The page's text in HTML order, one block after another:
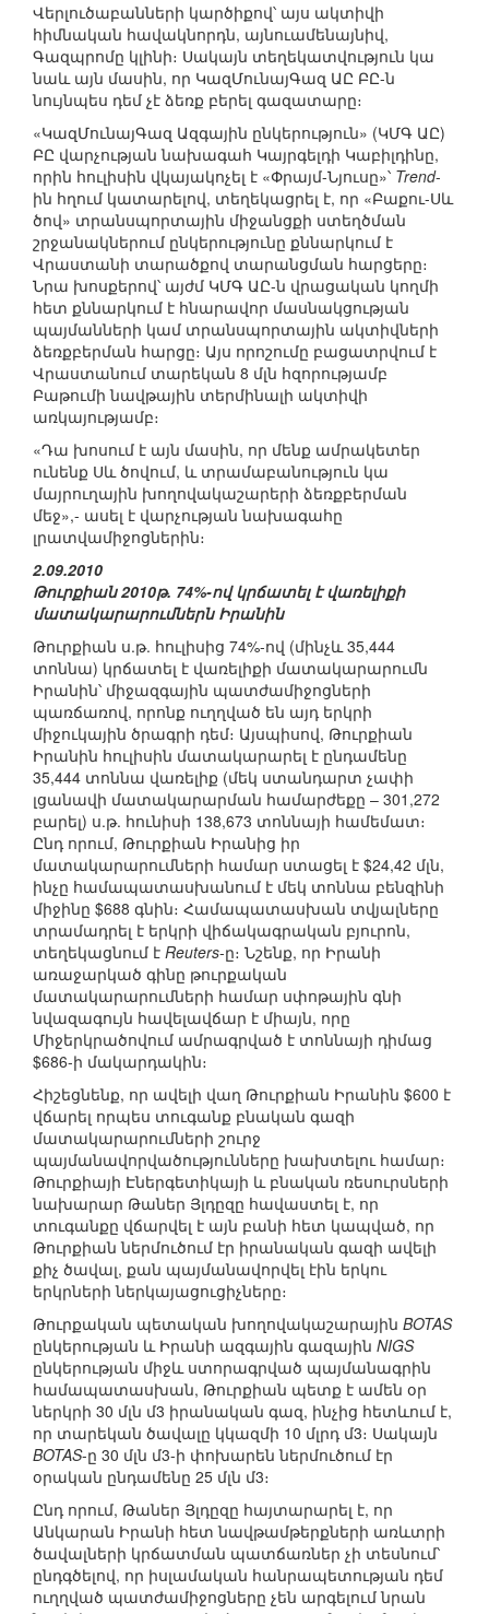
Վերլուծաբանների կարծիքով՝ այս ակտիվի
հիմնական հավակնորդն, այնուամենայնիվ,
Գազպրոմը կլինի։ Սակայն տեղեկատվություն կա
նաև այն մասին, որ ԿազՄունայԳազ ԱԸ ԲԸ-ն
նույնպես դեմ չէ ձեռք բերել գազատարը։
«ԿազՄունայԳազ Ազգային ընկերություն» (ԿՄԳ ԱԸ)
ԲԸ վարչության նախագահ Կայրգելդի Կաբիլդինը,
որին հուլիսին վկայակոչել է «Փրայմ-Նյուսը»՝ Trend-
ին հղում կատարելով, տեղեկացրել է, որ «Բաքու-Սև
ծով» տրանսպորտային միջանցքի ստեղծման
շրջանակներում ընկերությունը քննարկում է
Վրաստանի տարածքով տարանցման հարցերը։
Նրա խոսքերով՝ այժմ ԿՄԳ ԱԸ-ն վրացական կողմի
հետ քննարկում է հնարավոր մասնակցության
պայմանների կամ տրանսպորտային ակտիվների
ձեռքբերման հարցը։ Այս որոշումը բացատրվում է
Վրաստանում տարեկան 8 մլն հզորությամբ
Բաթումի նավթային տերմինալի ակտիվի
առկայությամբ։
«Դա խոսում է այն մասին, որ մենք ամրակետեր
ունենք Սև ծովում, և տրամաբանություն կա
մայրուղային խողովակաշարերի ձեռքբերման
մեջ»,- ասել է վարչության նախագահը
լրատվամիջոցներին։
2.09.2010
Թուրքիան 2010թ. 74%-ով կրճատել է վառելիքի
մատակարարումներն Իրանին
Թուրքիան ս.թ. հուլիսից 74%-ով (մինչև 35,444
տոննա) կրճատել է վառելիքի մատակարարումն
Իրանին՝ միջազգային պատժամիջոցների
պառճառով, որոնք ուղղված են այդ երկրի
միջուկային ծրագրի դեմ։ Այսպիսով, Թուրքիան
Իրանին հուլիսին մատակարարել է ընդամենը
35,444 տոննա վառելիք (մեկ ստանդարտ չափի
լցանավի մատակարարման համարժեքը – 301,272
բարել) ս.թ. հունիսի 138,673 տոննայի համեմատ։
Ընդ որում, Թուրքիան Իրանից իր
մատակարարումների համար ստացել է $24,42 մլն,
ինչը համապատասխանում է մեկ տոննա բենզինի
միջինը $688 գնին։ Համապատասխան տվյալները
տրամադրել է երկրի վիճակագրական բյուրոն,
տեղեկացնում է Reuters-ը։ Նշենք, որ Իրանի
առաջարկած գինը թուրքական
մատակարարումների համար սփոթային գնի
նվազագույն հավելավճար է միայն, որը
Միջերկրածովում ամրագրված է տոննայի դիմաց
$686-ի մակարդակին։
Հիշեցնենք, որ ավելի վաղ Թուրքիան Իրանին $600 է
վճարել որպես տուգանք բնական գազի
մատակարարումների շուրջ
պայմանավորվածությունները խախտելու համար։
Թուրքիայի Էներգետիկայի և բնական ռեսուրսների
նախարար Թաներ Յլդըզը հավաստել է, որ
տուգանքը վճարվել է այն բանի հետ կապված, որ
Թուրքիան ներմուծում էր իրանական գազի ավելի
քիչ ծավալ, քան պայմանավորվել էին երկու
երկրների ներկայացուցիչները։
Թուրքական պետական խողովակաշարային BOTAS
ընկերության և Իրանի ազգային գազային NIGS
ընկերության միջև ստորագրված պայմանագրին
համապատասխան, Թուրքիան պետք է ամեն օր
ներկրի 30 մլն մ3 իրանական գազ, ինչից հետևում է,
որ տարեկան ծավալը կկազմի 10 մլրդ մ3։ Սակայն
BOTAS-ը 30 մլն մ3-ի փոխարեն ներմուծում էր
օրական ընդամենը 25 մլն մ3։
Ընդ որում, Թաներ Յլդըզը հայտարարել է, որ
Անկարան Իրանի հետ նավթամթերքների առևտրի
ծավալների կրճատման պատճառներ չի տեսնում՝
ընդգծելով, որ իսլամական հանրապետության դեմ
ուղղված պատժամիջոցները չեն արգելում նրան